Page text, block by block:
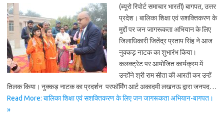
(ब्यूरो रिपोर्ट समाचार भारती) बागपत, उत्तर
प्रदेश। बालिका शिक्षा एवं सशक्तिकरण के
मुद्दों पर जन जागरूकता अभियान के लिए
जिलाधिकारी जितेंद्र प्रताप सिंह ने आज
नुक्कड़ नाटक का शुभारंभ किया।
कलक्ट्रेट पर आयोजित कार्यक्रम में
उन्होंने श्री राम सीता की आरती कर उन्हें
तिलक किया। नुक्कड़ नाटक का प्रदर्शन परफॉर्मिंग आर्ट अकादमी लखनऊ द्वारा जनपद…
Read More: बालिका शिक्षा एवं सशक्तिकरण के लिए जन जागरूकता अभियान-बागपत।
»